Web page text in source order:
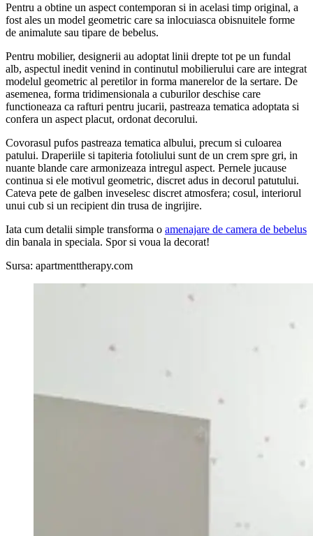
Pentru a obtine un aspect contemporan si in acelasi timp original, a
fost ales un model geometric care sa inlocuiasca obisnuitele forme
de animalute sau tipare de bebelus.
Pentru mobilier, designerii au adoptat linii drepte tot pe un fundal
alb, aspectul inedit venind in continutul mobilierului care are integrat
modelul geometric al peretilor in forma manerelor de la sertare. De
asemenea, forma tridimensionala a cuburilor deschise care
functioneaza ca rafturi pentru jucarii, pastreaza tematica adoptata si
confera un aspect placut, ordonat decorului.
Covorasul pufos pastreaza tematica albului, precum si culoarea
patului. Draperiile si tapiteria fotoliului sunt de un crem spre gri, in
nuante blande care armonizeaza intregul aspect. Pernele jucause
continua si ele motivul geometric, discret adus in decorul patutului.
Cateva pete de galben inveselesc discret atmosfera; cosul, interiorul
unui cub si un recipient din trusa de ingrijire.
Iata cum detalii simple transforma o amenajare de camera de bebelus
din banala in speciala. Spor si voua la decorat!
Sursa: apartmenttherapy.com